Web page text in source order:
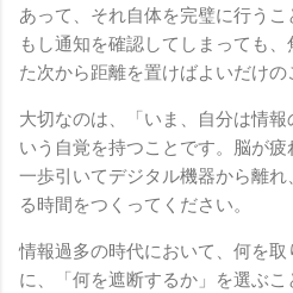
あって、それ自体を完璧に行うこ
もし通知を確認してしまっても
た次から距離を置けばよいだけの
大切なのは、「いま、自分は情
いう自覚を持つことです。脳が疲
一歩引いてデジタル機器から離
る時間をつくってください。
情報過多の時代において、何を
に、「何を遮断するか」を選ぶ